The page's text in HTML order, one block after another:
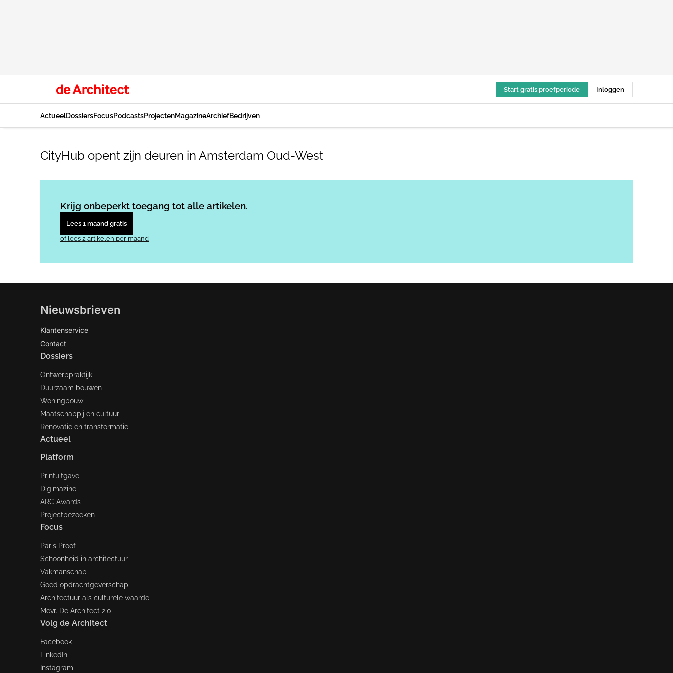
Start gratis proefperiode Inloggen
ActueelDossiersFocusPodcastsProjectenMagazineArchiefBedrijven
CityHub opent zijn deuren in Amsterdam Oud-West
Krijg onbeperkt toegang tot alle artikelen.
Lees 1 maand gratis
of lees 2 artikelen per maand
Nieuwsbrieven
Klantenservice
Contact
Dossiers
Ontwerppraktijk
Duurzaam bouwen
Woningbouw
Maatschappij en cultuur
Renovatie en transformatie
Actueel
Platform
Printuitgave
Digimazine
ARC Awards
Projectbezoeken
Focus
Paris Proof
Schoonheid in architectuur
Vakmanschap
Goed opdrachtgeverschap
Architectuur als culturele waarde
Mevr. De Architect 2.0
Volg de Architect
Facebook
LinkedIn
Instagram